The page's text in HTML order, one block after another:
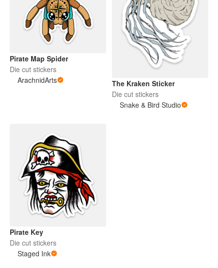
Pirate Map Spider
Die cut stickers
ArachnidArts
The Kraken Sticker
Die cut stickers
Snake & Bird Studio
Pirate Key
Die cut stickers
Staged Ink